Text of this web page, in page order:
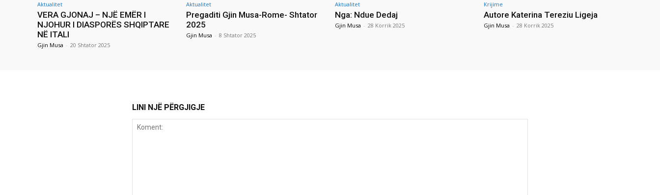
Aktualitet
VERA GJONAJ – NJË EMËR I
NJOHUR I DIASPORËS SHQIPTARE
NË ITALI
Gjin Musa - 20 Shtator 2025
Aktualitet
Pregaditi Gjin Musa-Rome- Shtator
2025
Gjin Musa - 8 Shtator 2025
Aktualitet
Nga: Ndue Dedaj
Gjin Musa - 28 Korrik 2025
Krijime
Autore Katerina Tereziu Ligeja
Gjin Musa - 28 Korrik 2025
LINI NJË PËRGJIGJE